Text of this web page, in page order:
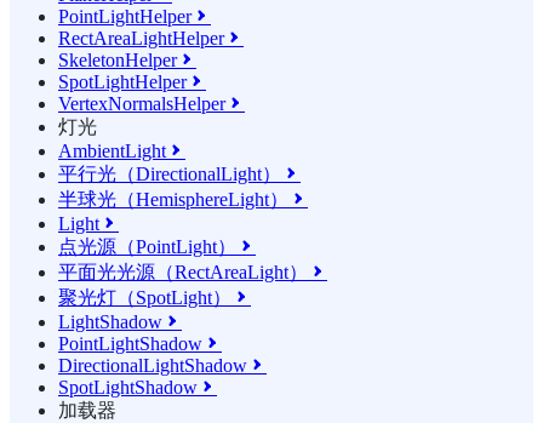
PointLightHelper
RectAreaLightHelper
SkeletonHelper
SpotLightHelper
VertexNormalsHelper
灯光
AmbientLight 
平行光（DirectionalLight） 
半球光（HemisphereLight） 
Light 
点光源（PointLight） 
平面光光源（RectAreaLight） 
聚光灯（SpotLight） 
LightShadow 
PointLightShadow 
DirectionalLightShadow 
SpotLightShadow 
加载器